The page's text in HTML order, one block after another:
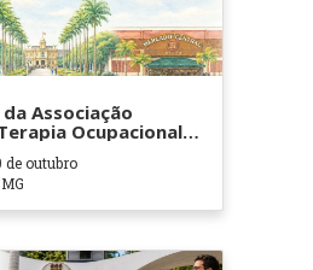
Associação
Ocupacional
Hospitalares e
- ATOHOSP
outubro